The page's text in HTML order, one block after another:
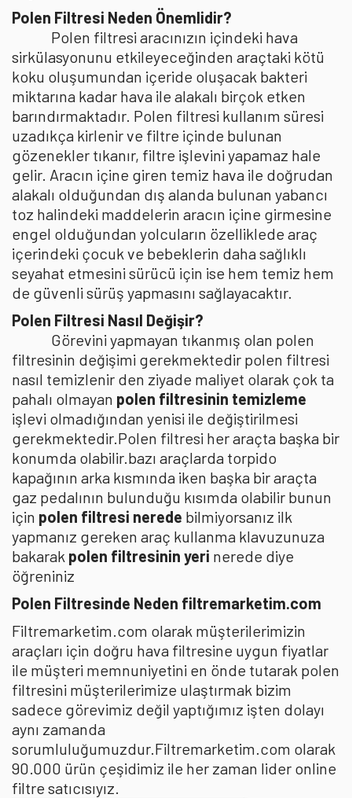
Polen Filtresi Neden Önemlidir?
Polen filtresi aracınızın içindeki hava
sirkülasyonunu etkileyeceğinden araçtaki kötü
koku oluşumundan içeride oluşacak bakteri
miktarına kadar hava ile alakalı birçok etken
barındırmaktadır. Polen filtresi kullanım süresi
uzadıkça kirlenir ve filtre içinde bulunan
gözenekler tıkanır, filtre işlevini yapamaz hale
gelir. Aracın içine giren temiz hava ile doğrudan
alakalı olduğundan dış alanda bulunan yabancı
toz halindeki maddelerin aracın içine girmesine
engel olduğundan yolcuların özelliklede araç
içerindeki çocuk ve bebeklerin daha sağlıklı
seyahat etmesini sürücü için ise hem temiz hem
de güvenli sürüş yapmasını sağlayacaktır.
Polen Filtresi Nasıl Değişir?
Görevini yapmayan tıkanmış olan polen
filtresinin değişimi gerekmektedir polen filtresi
nasıl temizlenir den ziyade maliyet olarak çok ta
pahalı olmayan polen filtresinin temizleme
işlevi olmadığından yenisi ile değiştirilmesi
gerekmektedir.Polen filtresi her araçta başka bir
konumda olabilir.bazı araçlarda torpido
kapağının arka kısmında iken başka bir araçta
gaz pedalının bulunduğu kısımda olabilir bunun
için polen filtresi nerede bilmiyorsanız ilk
yapmanız gereken araç kullanma klavuzunuza
bakarak polen filtresinin yeri nerede diye
öğreniniz
Polen Filtresinde Neden filtremarketim.com
Filtremarketim.com olarak müşterilerimizin
araçları için doğru hava filtresine uygun fiyatlar
ile müşteri memnuniyetini en önde tutarak polen
filtresini müşterilerimize ulaştırmak bizim
sadece görevimiz değil yaptığımız işten dolayı
aynı zamanda
sorumluluğumuzdur.Filtremarketim.com olarak
90.000 ürün çeşidimiz ile her zaman lider online
filtre satıcısıyız.